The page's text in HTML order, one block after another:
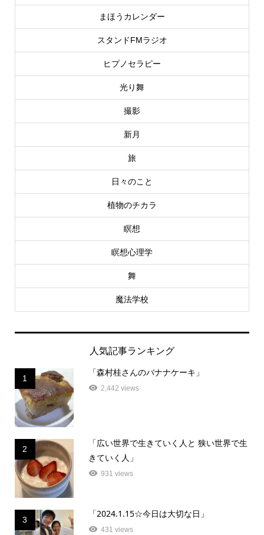
まほうカレンダー
スタンドFMラジオ
ヒプノセラピー
光り舞
撮影
新月
旅
日々のこと
植物のチカラ
瞑想
瞑想心理学
舞
魔法学校
人気記事ランキング
1
「森村桂さんのバナナケーキ」
2,442 views
2
「広い世界で生きていく人と 狭い世界で生
きていく人」
931 views
3
「2024.1.15☆今日は大切な日」
431 views